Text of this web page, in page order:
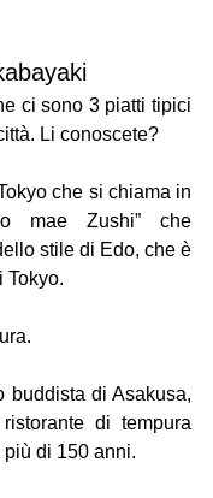
ci sono 3 piatti tipici
Li conoscete?
che si chiama in
mae Zushi” che
stile di Edo, che è
Tokyo.
buddista di Asakusa,
di tempura
di 150 anni.